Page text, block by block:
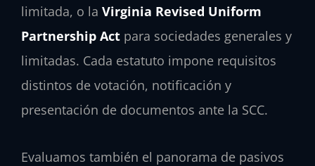
limitada, o la Virginia Revised Uniform
Partnership Act para sociedades generales y
limitadas. Cada estatuto impone requisitos
distintos de votación, notificación y
presentación de documentos ante la SCC.
Evaluamos también el panorama de pasivos